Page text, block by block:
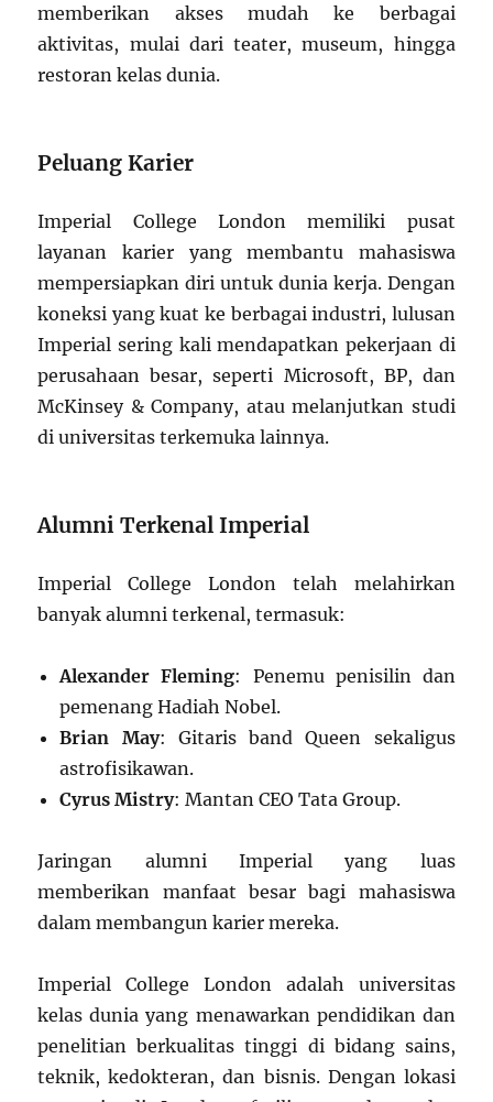
memberikan akses mudah ke berbagai
aktivitas, mulai dari teater, museum, hingga
restoran kelas dunia.
Peluang Karier
Imperial College London memiliki pusat
layanan karier yang membantu mahasiswa
mempersiapkan diri untuk dunia kerja. Dengan
koneksi yang kuat ke berbagai industri, lulusan
Imperial sering kali mendapatkan pekerjaan di
perusahaan besar, seperti Microsoft, BP, dan
McKinsey & Company, atau melanjutkan studi
di universitas terkemuka lainnya.
Alumni Terkenal Imperial
Imperial College London telah melahirkan
banyak alumni terkenal, termasuk:
Alexander Fleming: Penemu penisilin dan
pemenang Hadiah Nobel.
Brian May: Gitaris band Queen sekaligus
astrofisikawan.
Cyrus Mistry: Mantan CEO Tata Group.
Jaringan alumni Imperial yang luas
memberikan manfaat besar bagi mahasiswa
dalam membangun karier mereka.
Imperial College London adalah universitas
kelas dunia yang menawarkan pendidikan dan
penelitian berkualitas tinggi di bidang sains,
teknik, kedokteran, dan bisnis. Dengan lokasi